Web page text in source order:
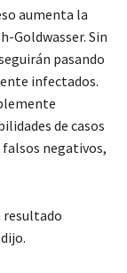
aumenta la
Goldwasser. Sin
pasando
infectados.
de casos
negativos,
resultado